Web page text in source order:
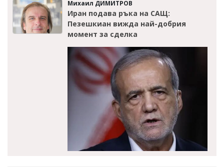
Михаил ДИМИТРОВ
Иран подава ръка на САЩ:
Пезешкиан вижда най-добрия
момент за сделка